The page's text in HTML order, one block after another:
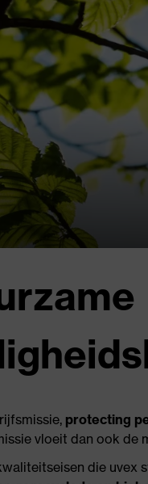
protecting
vloeit dan ook de
die uvex